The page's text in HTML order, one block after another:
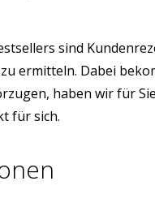
sind
ermitteln. Dabei
haben wir für
für sich.